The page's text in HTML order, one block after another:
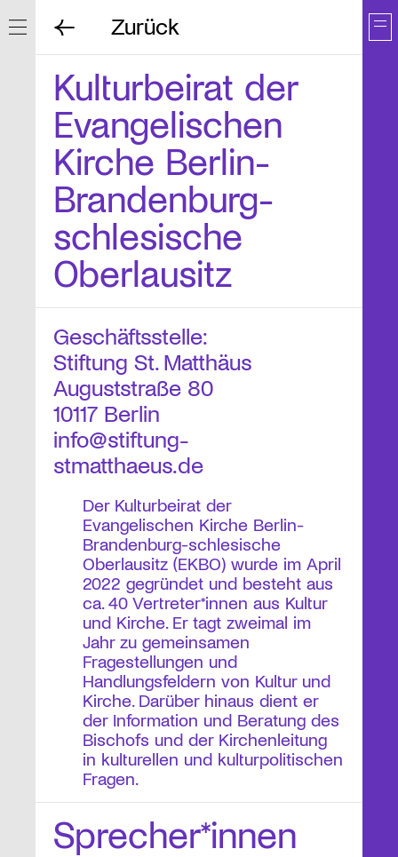
Navigation ein/ausblenden
Zurück
Kulturbeirat der
Evangelischen
Kirche Berlin-
Brandenburg-
schlesische
Oberlausitz
Geschäftsstelle:
Stiftung St. Matthäus
Auguststraße 80
10117 Berlin
info@stiftung-
stmatthaeus.de
Der Kulturbeirat der
Evangelischen Kirche Berlin-
Brandenburg-schlesische
Oberlausitz (EKBO) wurde im April
2022 gegründet und besteht aus
ca. 40 Vertreter*innen aus Kultur
und Kirche. Er tagt zweimal im
Jahr zu gemeinsamen
Fragestellungen und
Handlungsfeldern von Kultur und
Kirche. Darüber hinaus dient er
der Information und Beratung des
Bischofs und der Kirchenleitung
in kulturellen und kulturpolitischen
Fragen.
Sprecher*innen